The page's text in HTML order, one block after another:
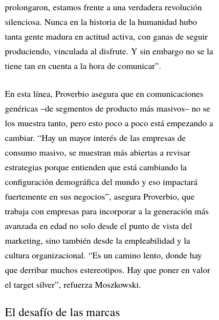
prolongaron, estamos frente a una verdadera revolución
silenciosa. Nunca en la historia de la humanidad hubo
tanta gente madura en actitud activa, con ganas de seguir
produciendo, vinculada al disfrute. Y sin embargo no se la
tiene tan en cuenta a la hora de comunicar”.
En esta línea, Proverbio asegura que en comunicaciones
genéricas –de segmentos de producto más masivos– no se
los muestra tanto, pero esto poco a poco está empezando a
cambiar. “Hay un mayor interés de las empresas de
consumo masivo, se muestran más abiertas a revisar
estrategias porque entienden que está cambiando la
configuración demográfica del mundo y eso impactará
fuertemente en sus negocios”, asegura Proverbio, que
trabaja con empresas para incorporar a la generación más
avanzada en edad no solo desde el punto de vista del
marketing, sino también desde la empleabilidad y la
cultura organizacional. “Es un camino lento, donde hay
que derribar muchos estereotipos. Hay que poner en valor
el target silver”, refuerza Moszkowski.
El desafío de las marcas